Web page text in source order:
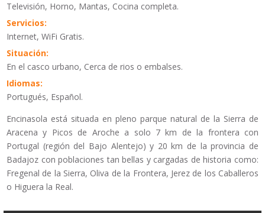
Televisión, Horno, Mantas, Cocina completa.
Servicios:
Internet, WiFi Gratis.
Situación:
En el casco urbano, Cerca de rios o embalses.
Idiomas:
Portugués, Español.
Encinasola está situada en pleno parque natural de la Sierra de
Aracena y Picos de Aroche a solo 7 km de la frontera con
Portugal (región del Bajo Alentejo) y 20 km de la provincia de
Badajoz con poblaciones tan bellas y cargadas de historia como:
Fregenal de la Sierra, Oliva de la Frontera, Jerez de los Caballeros
o Higuera la Real.